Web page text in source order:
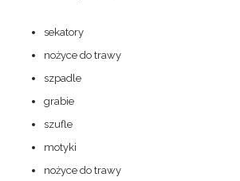
sekatory
nożyce do trawy
szpadle
grabie
szufle
motyki
nożyce do trawy